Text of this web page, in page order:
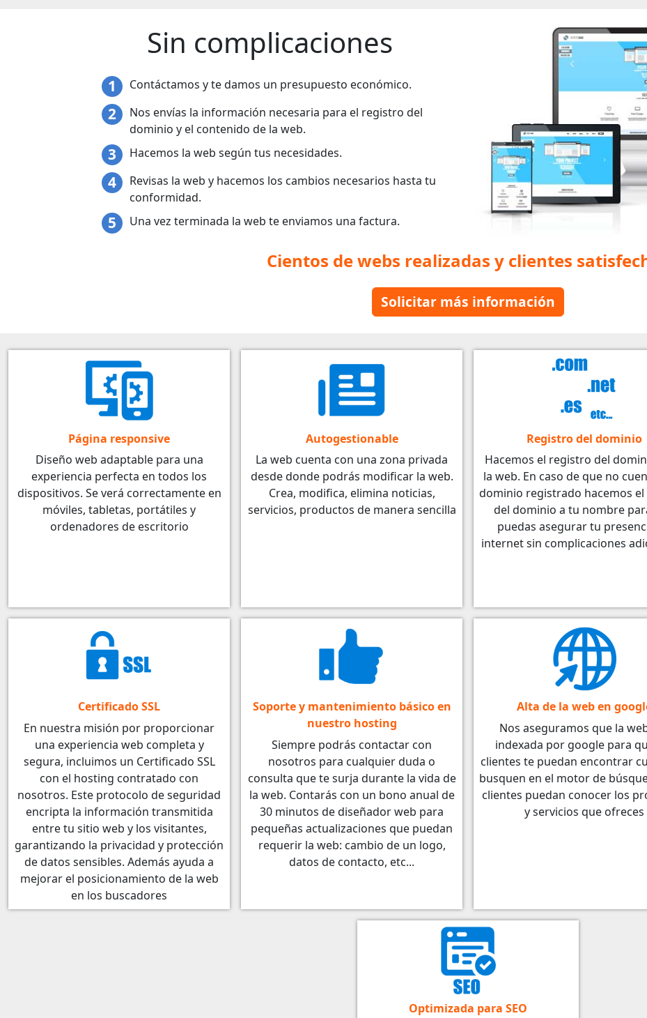
Sin complicaciones
Contáctamos y te damos un presupuesto económico.
Nos envías la información necesaria para el registro del
dominio y el contenido de la web.
Hacemos la web según tus necesidades.
Revisas la web y hacemos los cambios necesarios hasta tu
conformidad.
Una vez terminada la web te enviamos una factura.
Cientos de webs realizadas y clientes
Solicitar más información
Página responsive
Diseño web adaptable para una
experiencia perfecta en todos los
dispositivos. Se verá correctamente en
móviles, tabletas, portátiles y
ordenadores de escritorio
Autogestionable
La web cuenta con una zona privada
desde donde podrás modificar la web.
Crea, modifica, elimina noticias,
servicios, productos de manera sencilla
Registro del dominio
Hacemos el registro del
la web. En caso de que no
dominio registrado hacemos
del dominio a tu nombre
puedas asegurar tu
internet sin complicaciones
Certificado SSL
En nuestra misión por proporcionar
una experiencia web completa y
segura, incluimos un Certificado SSL
con el hosting contratado con
nosotros. Este protocolo de seguridad
encripta la información transmitida
entre tu sitio web y los visitantes,
garantizando la privacidad y protección
de datos sensibles. Además ayuda a
mejorar el posicionamiento de la web
en los buscadores
Soporte y mantenimiento básico en
nuestro hosting
Siempre podrás contactar con
nosotros para cualquier duda o
consulta que te surja durante la vida de
la web. Contarás con un bono anual de
30 minutos de diseñador web para
pequeñas actualizaciones que puedan
requerir la web: cambio de un logo,
datos de contacto, etc...
Alta de la web en
Nos aseguramos que la
indexada por google para
clientes te puedan encontrar
busquen en el motor de
clientes puedan conocer los
y servicios que ofreces
Optimizada para SEO